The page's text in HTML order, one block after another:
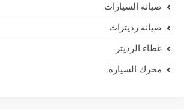
صيانة السيارات
صيانة رديترات
غطاء الرديتر
محرك السيارة